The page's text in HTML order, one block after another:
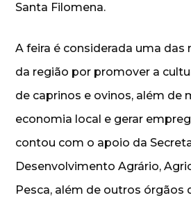
Santa Filomena.
A feira é considerada uma
da região por promover a
de caprinos e ovinos, além de
economia local e gerar
contou com o apoio da
Desenvolvimento Agrário,
Pesca, além de outros órgãos